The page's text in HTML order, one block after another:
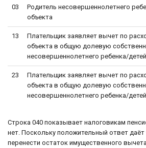
03
Родитель несовершеннолетнего
объекта
13
Плательщик заявляет вычет по
объекта в общую долевую
несовершеннолетнего ребенка/детей
23
Плательщик заявляет вычет по
объекта в общую долевую
несовершеннолетнего ребенка/детей
Строка 040 показывает налоговикам
нет. Поскольку положительный ответ
перенести остаток имущественного